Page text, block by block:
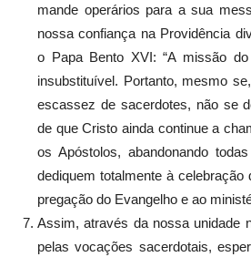
mande operários para a sua
nossa confiança na Providência
o Papa Bento XVI: “A missão
insubstituível. Portanto, mesmo
escassez de sacerdotes, não se
de que Cristo ainda continue a
os Apóstolos, abandonando
dediquem totalmente à
pregação do Evangelho e ao
Assim, através da nossa unidade
pelas vocações sacerdotais,